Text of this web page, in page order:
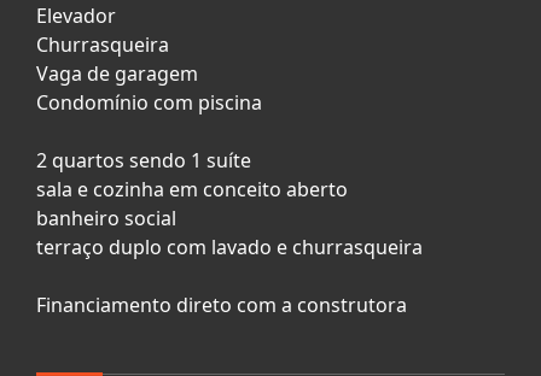
Elevador
Churrasqueira
Vaga de garagem
Condomínio com piscina
2 quartos sendo 1 suíte
sala e cozinha em conceito aberto
banheiro social
terraço duplo com lavado e churrasqueira
Financiamento direto com a construtora